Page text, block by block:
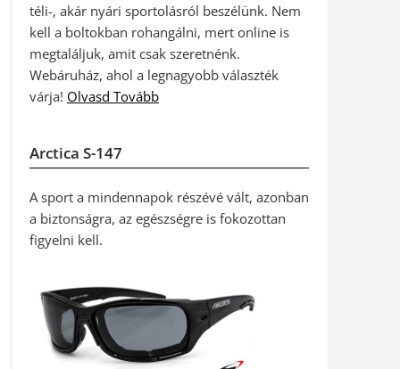
téli-, akár nyári sportolásról beszélünk. Nem
kell a boltokban rohangálni, mert online is
megtaláljuk, amit csak szeretnénk.
Webáruház, ahol a legnagyobb választék
várja! Olvasd Tovább
Arctica S-147
A sport a mindennapok részévé vált, azonban
a biztonságra, az egészségre is fokozottan
figyelni kell.